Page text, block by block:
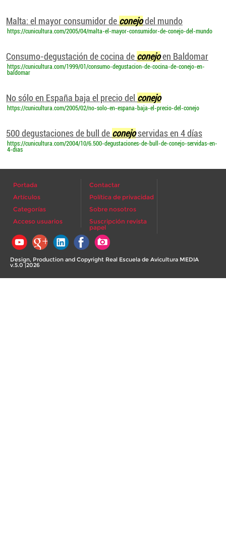
Malta: el mayor consumidor de conejodel mundo
https://cunicultura.com/2005/04/malta-el-mayor-consumidor-de-conejo-del-mundo
Consumo-degustación de cocina de conejoen Baldomar
https://cunicultura.com/1999/01/consumo-degustacion-de-cocina-de-conejo-en-
baldomar
No sólo en España baja el precio del conejo
https://cunicultura.com/2005/02/no-solo-en-espana-baja-el-precio-del-conejo
500 degustaciones de bull de conejoservidas en 4 días
https://cunicultura.com/2004/10/6.500-degustaciones-de-bull-de-conejo-servidas-en-
4-dias
Portada
Artículos
Categorías
Acceso usuarios
Contactar
Política de privacidad
Sobre nosotros
Suscripción revista
papel
Design, Production and Copyright Real Escuela de Avicultura MEDIA
v.5.0 |2026